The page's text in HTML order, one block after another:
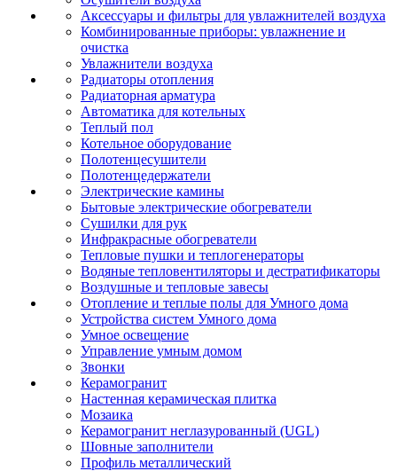
Аксессуары и фильтры для увлажнителей воздуха
Комбинированные приборы: увлажнение и
очистка
Увлажнители воздуха
Радиаторы отопления
Радиаторная арматура
Автоматика для котельных
Теплый пол
Котельное оборудование
Полотенцесушители
Полотенцедержатели
Электрические камины
Бытовые электрические обогреватели
Сушилки для рук
Инфракрасные обогреватели
Тепловые пушки и теплогенераторы
Водяные тепловентиляторы и дестратификаторы
Воздушные и тепловые завесы
Отопление и теплые полы для Умного дома
Устройства систем Умного дома
Умное освещение
Управление умным домом
Звонки
Керамогранит
Настенная керамическая плитка
Мозаика
Керамогранит неглазурованный (UGL)
Шовные заполнители
Профиль металлический